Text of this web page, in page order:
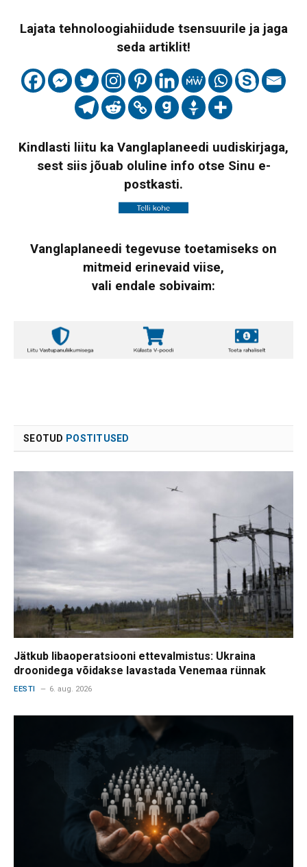
Lajata tehnoloogiahiidude tsensuurile ja jaga
seda artiklit!
Kindlasti liitu ka Vanglaplaneedi uudiskirjaga,
sest siis jõuab oluline info otse Sinu e-
postkasti.
Vanglaplaneedi tegevuse toetamiseks on
mitmeid erinevaid viise,
vali endale sobivaim:
SEOTUD POSTITUSED
Jätkub libaoperatsiooni ettevalmistus: Ukraina
droonidega võidakse lavastada Venemaa rünnak
EESTI 6. aug. 2026